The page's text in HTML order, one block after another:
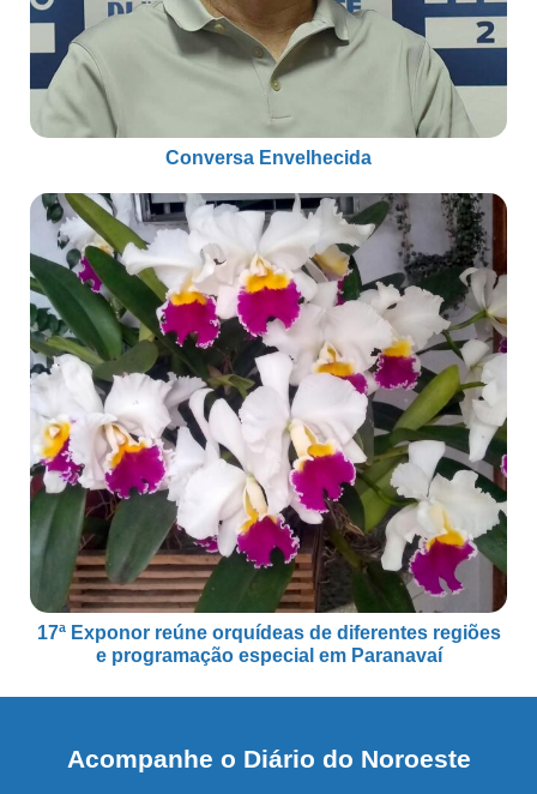
Conversa Envelhecida
17ª Exponor reúne orquídeas de diferentes regiões
e programação especial em Paranavaí
Acompanhe o Diário do Noroeste